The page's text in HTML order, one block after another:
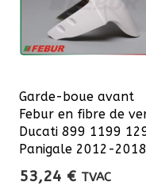
Garde-boue avant
Febur en fibre de
Ducati 899 1199
Panigale 2012-2018
53,24 € TVAC